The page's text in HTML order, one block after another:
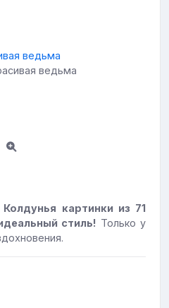
ведьма
картинки из 71
стиль! Только у